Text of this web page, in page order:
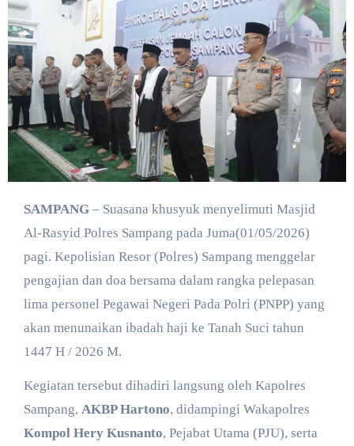
SAMPANG– Suasana khusyuk menyelimuti Masjid
Al-Rasyid Polres Sampang pada Juma(01/05/2026)
pagi. Kepolisian Resor (Polres) Sampang menggelar
pengajian dan doa bersama dalam rangka pelepasan
lima personel Pegawai Negeri Pada Polri (PNPP) yang
akan menunaikan ibadah haji ke Tanah Suci tahun
1447 H / 2026 M.
​Kegiatan tersebut dihadiri langsung oleh Kapolres
Sampang, AKBP Hartono, didampingi Wakapolres
Kompol Hery Kusnanto, Pejabat Utama (PJU), serta